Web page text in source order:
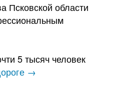
Псковской области
5 тысяч человек
→